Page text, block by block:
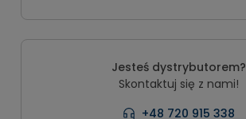
Jesteś dystrybutorem?
Skontaktuj się z nami!
+48 720 915 338